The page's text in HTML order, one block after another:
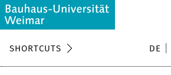
SHORTCUTS DE